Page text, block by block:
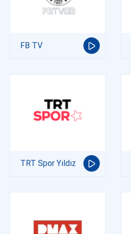
FB TV
TRT Spor Yıldız